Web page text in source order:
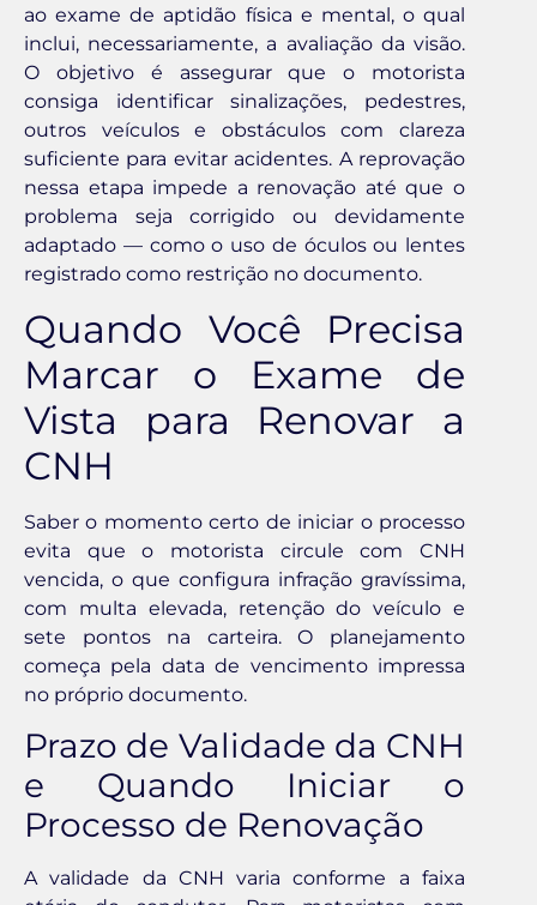
ao exame de aptidão física e mental, o qual
inclui, necessariamente, a avaliação da visão.
O objetivo é assegurar que o motorista
consiga identificar sinalizações, pedestres,
outros veículos e obstáculos com clareza
suficiente para evitar acidentes. A reprovação
nessa etapa impede a renovação até que o
problema seja corrigido ou devidamente
adaptado — como o uso de óculos ou lentes
registrado como restrição no documento.
Quando Você Precisa
Marcar o Exame de
Vista para Renovar a
CNH
Saber o momento certo de iniciar o processo
evita que o motorista circule com CNH
vencida, o que configura infração gravíssima,
com multa elevada, retenção do veículo e
sete pontos na carteira. O planejamento
começa pela data de vencimento impressa
no próprio documento.
Prazo de Validade da CNH
e Quando Iniciar o
Processo de Renovação
A validade da CNH varia conforme a faixa